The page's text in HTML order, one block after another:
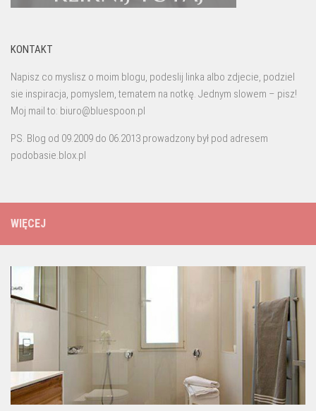
KONTAKT
Napisz co myslisz o moim blogu, podeslij linka albo zdjecie, podziel
sie inspiracja, pomyslem, tematem na notkę. Jednym slowem – pisz!
Moj mail to: biuro@bluespoon.pl
PS. Blog od 09.2009 do 06.2013 prowadzony był pod adresem
podobasie.blox.pl
WIĘCEJ